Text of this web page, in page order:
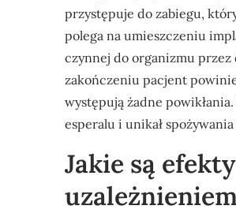
przystępuje do zabiegu,
polega na umieszczeniu
czynnej do organizmu przez
zakończeniu pacjent
występują żadne
esperalu i unikał
Jakie są